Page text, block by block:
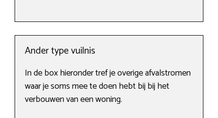
Ander type vuilnis
In de box hieronder tref je overige afvalstromen
waar je soms mee te doen hebt bij bij het
verbouwen van een woning.